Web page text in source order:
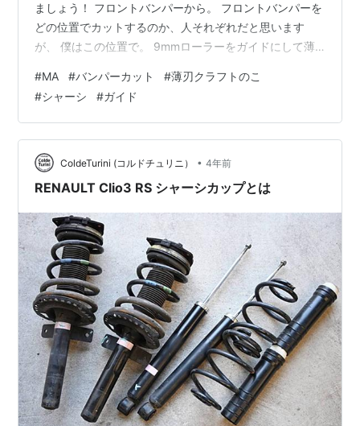
ましょう！ フロントバンパーから。 フロントバンパーを
どの位置でカットするのか、人それぞれだと思います
が、 僕はこの位置で。 9mmローラーをガイドにして薄
バンパーも。 薄刃のこで・・・ カット。 形がムックに
見えなくもない(笑) 9mmローラーをガイドにしました
が、薄刃のこが撓る(しなる)ため、やはり曲がってしまい
ましたね。 次カットする時は、直カーボンか何かをガイ
ドにしようと心に決めた5DESUでした(泣) 5DESU【ゴデ
ス】…
#MA #バンパーカット #薄刃クラフトのこ
#シャーシ #ガイド
ColdeTurini (コルドチュリニ） • 4年前
RENAULT Clio3 RS シャーシカップとは